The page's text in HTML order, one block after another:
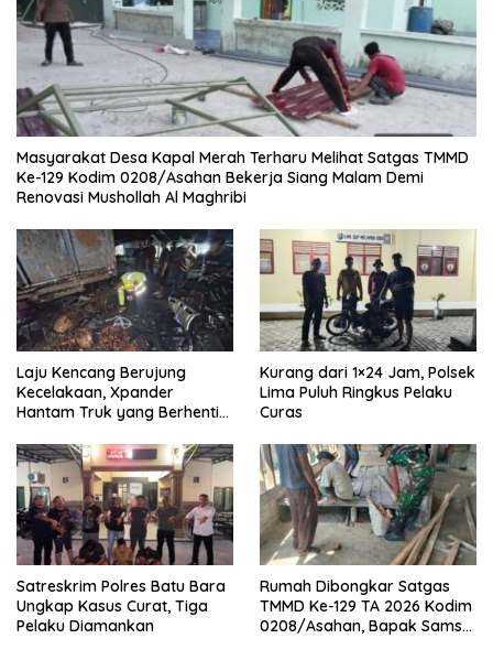
Masyarakat Desa Kapal Merah Terharu Melihat Satgas TMMD
Ke-129 Kodim 0208/Asahan Bekerja Siang Malam Demi
Renovasi Mushollah Al Maghribi
Laju Kencang Berujung
Kecelakaan, Xpander
Hantam Truk yang Berhenti
Kurang dari 1×24 Jam, Polsek
Lima Puluh Ringkus Pelaku
Curas
Satreskrim Polres Batu Bara
Ungkap Kasus Curat, Tiga
Pelaku Diamankan
Rumah Dibongkar Satgas
TMMD Ke-129 TA 2026 Kodim
0208/Asahan, Bapak Samsul